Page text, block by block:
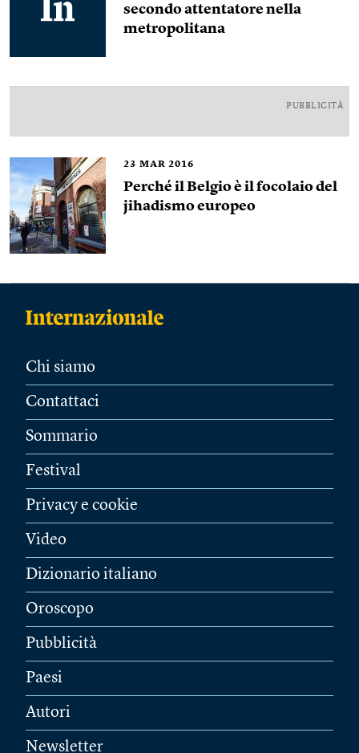
secondo attentatore nella
metropolitana
PUBBLICITÀ
23 MAR 2016
Perché il Belgio è il focolaio del
jihadismo europeo
Chi siamo
Contattaci
Sommario
Festival
Privacy e cookie
Video
Dizionario italiano
Oroscopo
Pubblicità
Paesi
Autori
Newsletter